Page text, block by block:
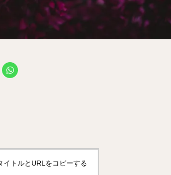
イトルとURLをコピーする